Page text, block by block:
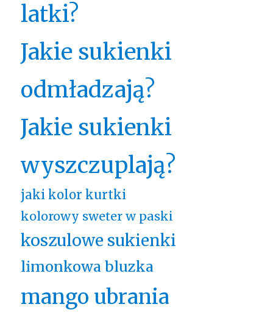
latki?
Jakie sukienki
odmładzają?
Jakie sukienki
wyszczuplają?
jaki kolor kurtki
kolorowy sweter w paski
koszulowe sukienki
limonkowa bluzka
mango ubrania